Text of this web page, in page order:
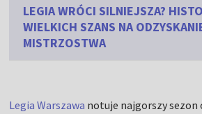
LEGIA WRÓCI SILNIEJSZA?
WIELKICH SZANS NA
MISTRZOSTWA
Legia Warszawa notuje najgorszy sezon